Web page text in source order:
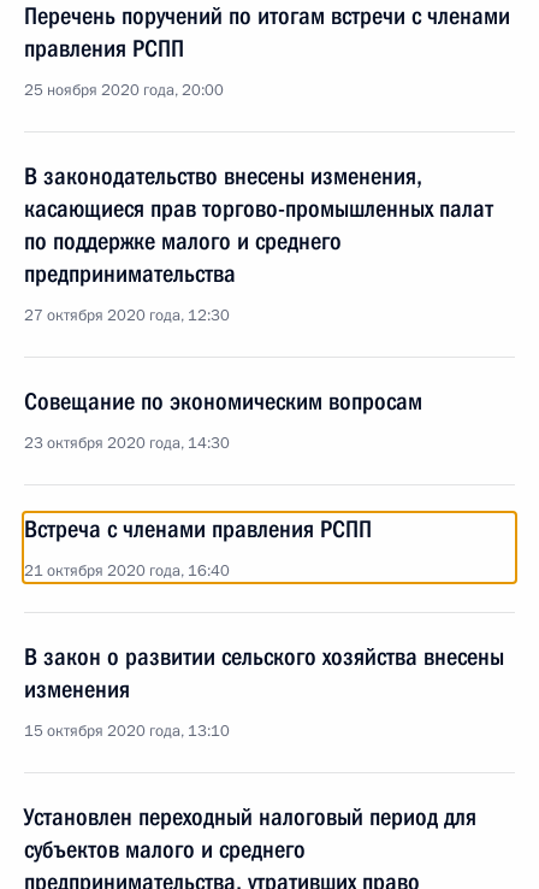
Перечень поручений по итогам встречи с членами
правления РСПП
25 ноября 2020 года, 20:00
В законодательство внесены изменения,
касающиеся прав торгово-промышленных палат
по поддержке малого и среднего
предпринимательства
27 октября 2020 года, 12:30
Совещание по экономическим вопросам
23 октября 2020 года, 14:30
Встреча с членами правления РСПП
21 октября 2020 года, 16:40
В закон о развитии сельского хозяйства внесены
изменения
15 октября 2020 года, 13:10
Установлен переходный налоговый период для
субъектов малого и среднего
предпринимательства, утративших право